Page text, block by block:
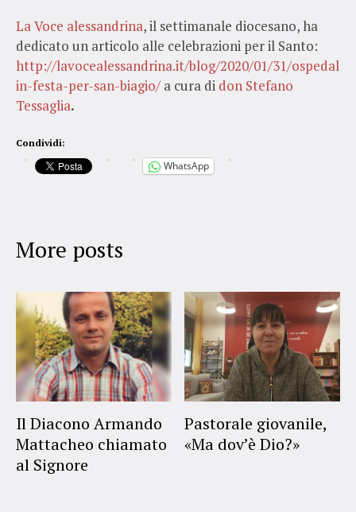
La Voce alessandrina, il settimanale diocesano, ha
dedicato un articolo alle celebrazioni per il Santo:
http://lavocealessandrina.it/blog/2020/01/31/ospedale-
in-festa-per-san-biagio/ a cura di don Stefano
Tessaglia.
Condividi:
WhatsApp
More posts
Il Diacono Armando
Mattacheo chiamato
al Signore
Pastorale giovanile,
«Ma dov’è Dio?»